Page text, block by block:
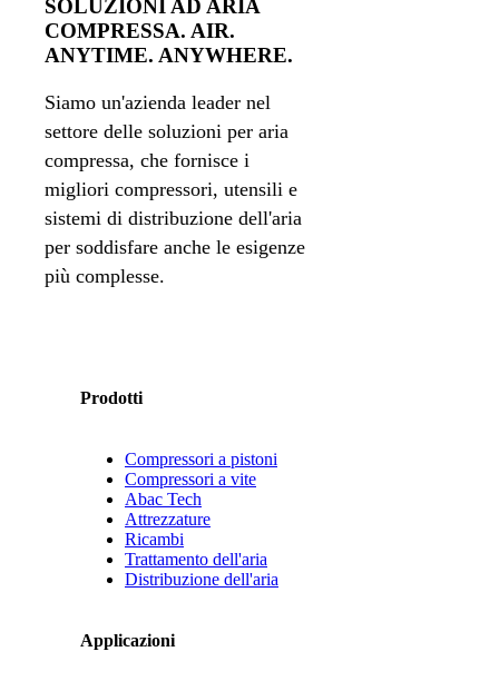
SOLUZIONI AD ARIA
COMPRESSA. AIR.
ANYTIME. ANYWHERE.
Siamo un'azienda leader nel
settore delle soluzioni per aria
compressa, che fornisce i
migliori compressori, utensili e
sistemi di distribuzione dell'aria
per soddisfare anche le esigenze
più complesse.
Prodotti
Compressori a pistoni
Compressori a vite
Abac Tech
Attrezzature
Ricambi
Trattamento dell'aria
Distribuzione dell'aria
Applicazioni